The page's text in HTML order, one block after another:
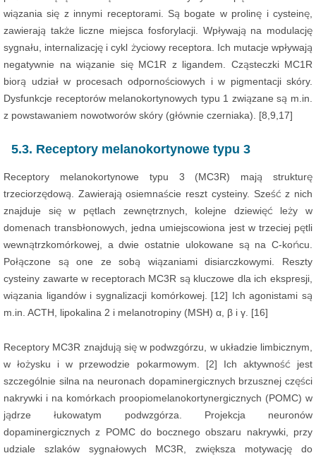
wiązania się z innymi receptorami. Są bogate w prolinę i cysteinę,
zawierają także liczne miejsca fosforylacji. Wpływają na modulację
sygnału, internalizację i cykl życiowy receptora. Ich mutacje wpływają
negatywnie na wiązanie się MC1R z ligandem. Cząsteczki MC1R
biorą udział w procesach odpornościowych i w pigmentacji skóry.
Dysfunkcje receptorów melanokortynowych typu 1 związane są m.in.
z powstawaniem nowotworów skóry (głównie czerniaka). [8,9,17]
5.3. Receptory melanokortynowe typu 3
Receptory melanokortynowe typu 3 (MC3R) mają strukturę
trzeciorzędową. Zawierają osiemnaście reszt cysteiny. Sześć z nich
znajduje się w pętlach zewnętrznych, kolejne dziewięć leży w
domenach transbłonowych, jedna umiejscowiona jest w trzeciej pętli
wewnątrzkomórkowej, a dwie ostatnie ulokowane są na C-końcu.
Połączone są one ze sobą wiązaniami disiarczkowymi. Reszty
cysteiny zawarte w receptorach MC3R są kluczowe dla ich ekspresji,
wiązania ligandów i sygnalizacji komórkowej. [12] Ich agonistami są
m.in. ACTH, lipokalina 2 i melanotropiny (MSH) α, β i γ. [16]
Receptory MC3R znajdują się w podwzgórzu, w układzie limbicznym,
w łożysku i w przewodzie pokarmowym. [2] Ich aktywność jest
szczególnie silna na neuronach dopaminergicznych brzusznej części
nakrywki i na komórkach proopiomelanokortynergicznych (POMC) w
jądrze łukowatym podwzgórza. Projekcja neuronów
dopaminergicznych z POMC do bocznego obszaru nakrywki, przy
udziale szlaków sygnałowych MC3R, zwiększa motywację do